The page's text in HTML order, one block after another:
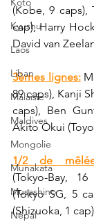
Kyushu
Laos
Liban
Malaisie
Maldives
Mongolie
Munakata
Musashino
Népal
(Kobe, 9 caps),
cap), Harry
David van
3èmes lignes:
89 caps), Kanji
caps), Ben
Akito Okui
1/2 de
(Tokyo-Bay,
(Tokyo SG, 5
(Shizuoka, 1 cap)